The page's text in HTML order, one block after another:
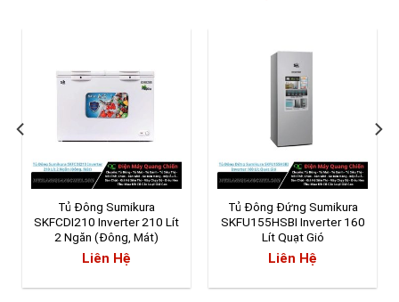
Tủ Đông Sumikura
SKFCDI210 Inverter 210 Lít
2 Ngăn (Đông, Mát)
Liên Hệ
Tủ Đông Đứng Sumikura
SKFU155HSBI Inverter 160
Lít Quạt Gió
Liên Hệ